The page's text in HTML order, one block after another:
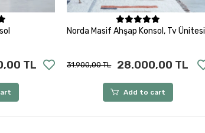
TL
Add to cart
Norda Masif Ahşap Konsol, Tv Ünitesi
31.900,00 TL 28.000,00 TL
Add to cart